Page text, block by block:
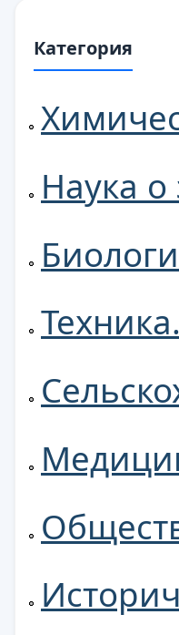
Категория
Наука о